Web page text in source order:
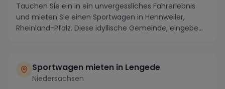
Tauchen Sie ein in ein unvergessliches Fahrerlebnis
und mieten Sie einen Sportwagen in Hennweiler,
Rheinland-Pfalz. Diese idyllische Gemeinde, eingebe...
Sportwagen mieten in Lengede
Niedersachsen